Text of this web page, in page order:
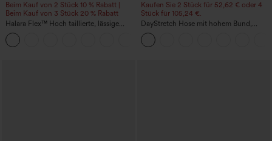
Beim Kauf von 2 Stück 10 % Rabatt |
Beim Kauf von 3 Stück 20 % Rabatt
Halara Flex™ Hoch taillierte, lässige
Jeans mit Taschen, umgekrempeltem
Saum, weitem Bein und verwaschenem
Finish
Kaufen Sie 2 Stück für 52,62 € oder 4
Stück für 105,24 €.
DayStretch Hose mit hohem Bund,
Barrel-Leg und Taschen